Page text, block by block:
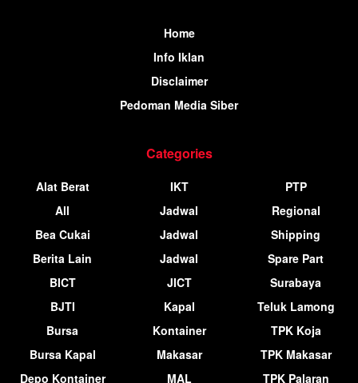
Home
Info Iklan
Disclaimer
Pedoman Media Siber
Categories
Alat Berat
All
Bea Cukai
Berita Lain
BICT
BJTI
Bursa
Bursa Kapal
Depo Kontainer
IKT
Jadwal
Jadwal
Jadwal
JICT
Kapal
Kontainer
Makasar
MAL
PTP
Regional
Shipping
Spare Part
Surabaya
Teluk Lamong
TPK Koja
TPK Makasar
TPK Palaran